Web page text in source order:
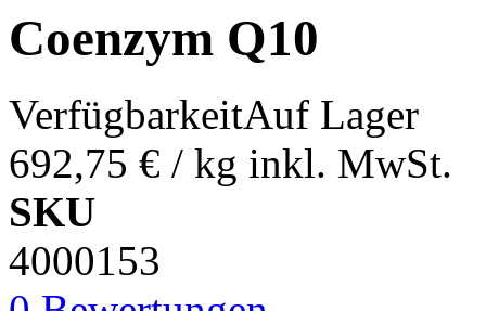
Coenzym Q10
VerfügbarkeitAuf Lager
692,75 € / kg inkl. MwSt.
SKU
4000153